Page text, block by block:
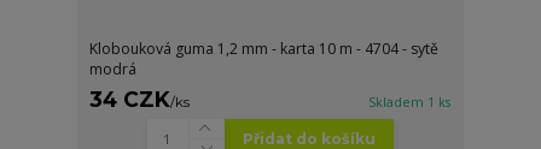
Klobouková guma 1,2 mm - karta 10 m - 4704 - sytě
modrá
34 CZK/ks Skladem 1 ks
Přidat do košíku